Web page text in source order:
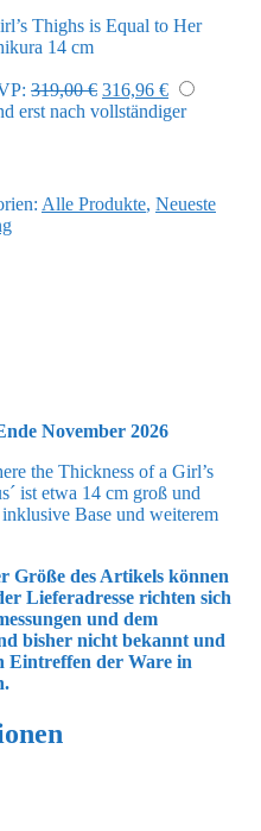
Thighs is Equal to Her
14 cm
319,00€ Ursprünglicher
Preis
316,96 €Aktueller
Preis
erst nach vollständiger
Alle Produkte, Neueste
November 2026
the Thickness of a Girl’s
ist etwa 14 cm groß und
Base und weiterem
Größe des Artikels können
Lieferadresse richten sich
und dem
bisher nicht bekannt und
Eintreffen der Ware in